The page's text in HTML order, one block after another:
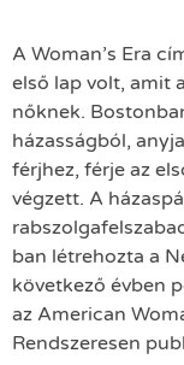
A Woman’s Era
első lap volt, amit
nőknek.
házasságból,
férjhez, férje az
végzett. A
ban létrehozta a
következő évben
az American
Rendszeresen